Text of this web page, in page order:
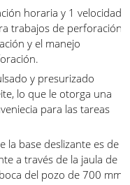
horaria y 1 velocidad
trabajos de perforación
y el manejo
y presurizado
lo que le otorga una
para las tareas
la base deslizante es de
a través de la jaula de
del pozo de 700 mm